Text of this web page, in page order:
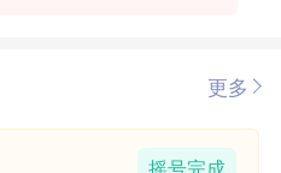
更多
摇号完成